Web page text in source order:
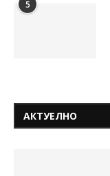
5
АКТУЕЛНО